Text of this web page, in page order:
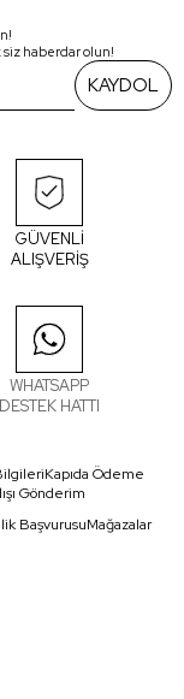
siz haberdar olun!
KAYDOL
GÜVENLİ
ALIŞVERİŞ
WHATSAPP
DESTEK HATTI
Kapıda Ödeme
Gönderim
BaşvurusuMağazalar